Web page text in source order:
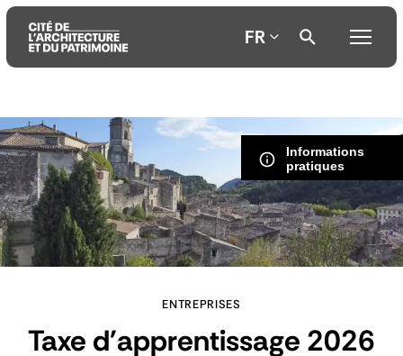
Aller
au
contenu
principal
Aller
au
menu
principal
Aller
à
la
recherche
FR
Informations
pratiques
ENTREPRISES
Taxe d'apprentissage 2026